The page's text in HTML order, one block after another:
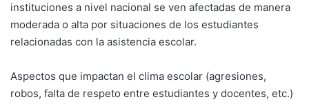
instituciones a nivel nacional se ven afectadas de manera
moderada o alta por situaciones de los estudiantes
relacionadas con la asistencia escolar.
Aspectos que impactan el clima escolar (agresiones,
robos, falta de respeto entre estudiantes y docentes, etc.)